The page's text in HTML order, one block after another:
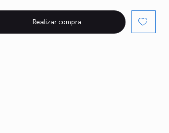
Realizar compra